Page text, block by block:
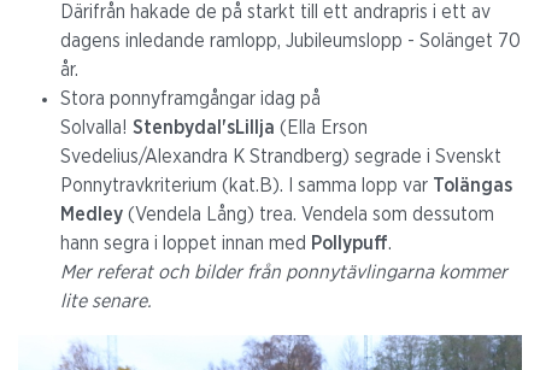
Därifrån hakade de på starkt till ett andrapris i ett av
dagens inledande ramlopp, Jubileumslopp - Solänget 70
år.
Stora ponnyframgångar idag på
Solvalla! Stenbydal'sLillja (Ella Erson
Svedelius/Alexandra K Strandberg) segrade i Svenskt
Ponnytravkriterium (kat.B). I samma lopp var Tolängas
Medley (Vendela Lång) trea. Vendela som dessutom
hann segra i loppet innan med Pollypuff.
Mer referat och bilder från ponnytävlingarna kommer
lite senare.